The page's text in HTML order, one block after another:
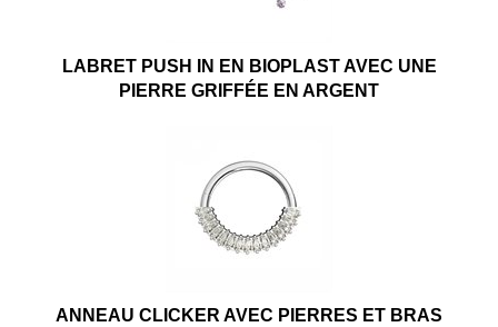
LABRET PUSH IN EN BIOPLAST AVEC UNE
PIERRE GRIFFÉE EN ARGENT
ANNEAU CLICKER AVEC PIERRES ET BRAS